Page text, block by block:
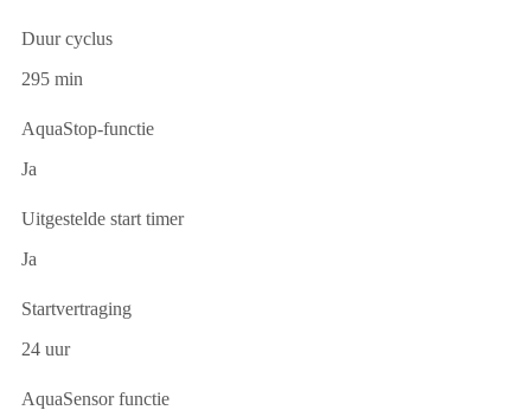
Duur cyclus
295 min
AquaStop-functie
Ja
Uitgestelde start timer
Ja
Startvertraging
24 uur
AquaSensor functie